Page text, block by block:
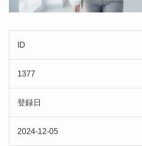
ID
1377
登録日
2024-12-05